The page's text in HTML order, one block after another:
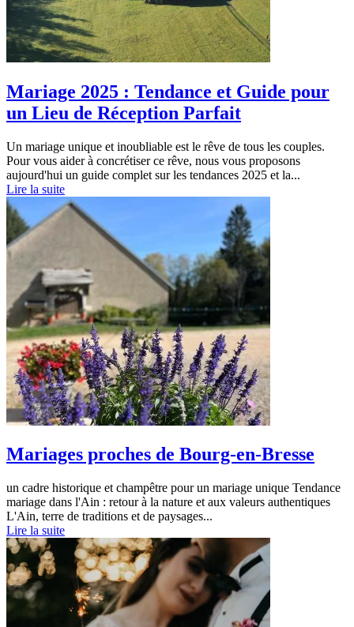
Mariage 2025 : Tendance et Guide pour
un Lieu de Réception Parfait
Un mariage unique et inoubliable est le rêve de tous les couples.
Pour vous aider à concrétiser ce rêve, nous vous proposons
aujourd'hui un guide complet sur les tendances 2025 et la...
Lire la suite
Mariages proches de Bourg-en-Bresse
un cadre historique et champêtre pour un mariage unique Tendance
mariage dans l'Ain : retour à la nature et aux valeurs authentiques
L'Ain, terre de traditions et de paysages...
Lire la suite